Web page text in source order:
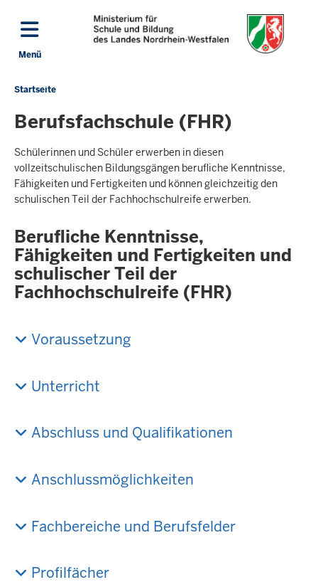
Direkt zum Inhalt
Menü
Sie
sich
hier
Startseite
Berufsfachschule (FHR)
Schülerinnen und Schüler erwerben in diesen
vollzeitschulischen Bildungsgängen berufliche Kenntnisse,
Fähigkeiten und Fertigkeiten und können gleichzeitig den
schulischen Teil der Fachhochschulreife erwerben.
Berufliche Kenntnisse,
Fähigkeiten und Fertigkeiten und
schulischer Teil der
Fachhochschulreife (FHR)
Voraussetzung
Unterricht
Abschluss und Qualifikationen
Anschlussmöglichkeiten
Fachbereiche und Berufsfelder
Profilfächer